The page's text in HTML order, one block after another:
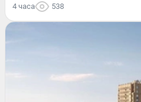
4 часа 538